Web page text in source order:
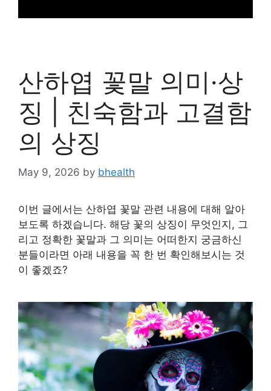
산하엽 꽃말 의미·상
징 | 친숙함과 고결함
의 상징
May 9, 2026 by bhealth
이번 글에서는 산하엽 꽃말 관련 내용에 대해 알아
보도록 하겠습니다. 해당 꽃의 상징이 무엇인지, 그
리고 정확한 꽃말과 그 의미는 어떠한지 궁금하신
분들이라면 아래 내용을 꼭 한 번 확인해보시는 것
이 좋겠죠?